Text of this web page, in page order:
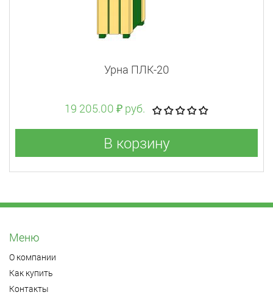
Урна ПЛК-20
19 205.00 ₽ руб.
В корзину
Меню
О компании
Как купить
Контакты